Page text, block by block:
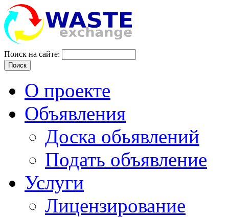
Поиск на сайте:
Поиск
О проекте
Объявления
Доска обьявлений
Подать объявление
Услуги
Лицензирование